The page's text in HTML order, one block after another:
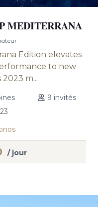
MEDITERRANA
Edition elevates
to new
2023 m...
9 invités
/ jour